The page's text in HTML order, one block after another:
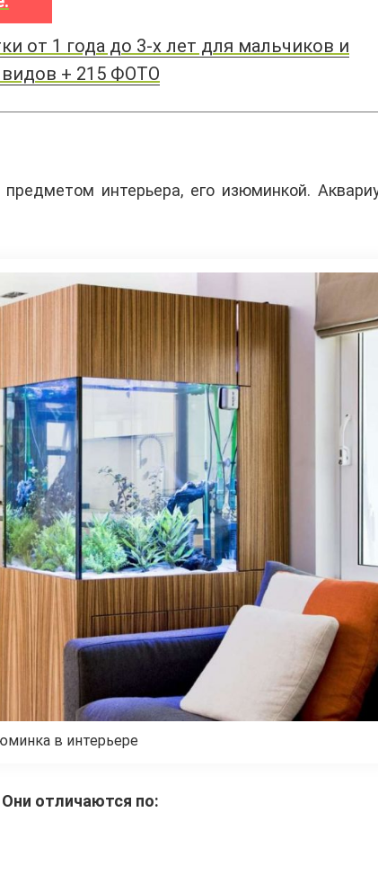
от 1 года до 3-х лет для мальчиков и
+ 215 ФОТО
интерьера, его изюминкой.
в интерьере
отличаются по: